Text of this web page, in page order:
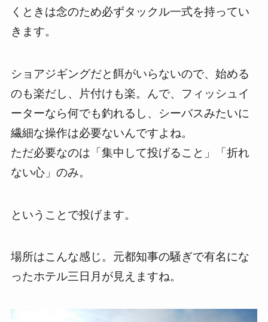
くときは念のため必ずタックル一式を持ってい
きます。
ショアジギングだと餌がいらないので、始める
のも楽だし、片付けも楽。んで、フィッシュイ
ーターなら何でも釣れるし、シーバスみたいに
繊細な操作は必要ないんですよね。
ただ必要なのは「集中して投げること」「折れ
ない心」のみ。
ということで投げます。
場所はこんな感じ。元都知事の騒ぎで有名にな
ったホテル三日月が見えますね。